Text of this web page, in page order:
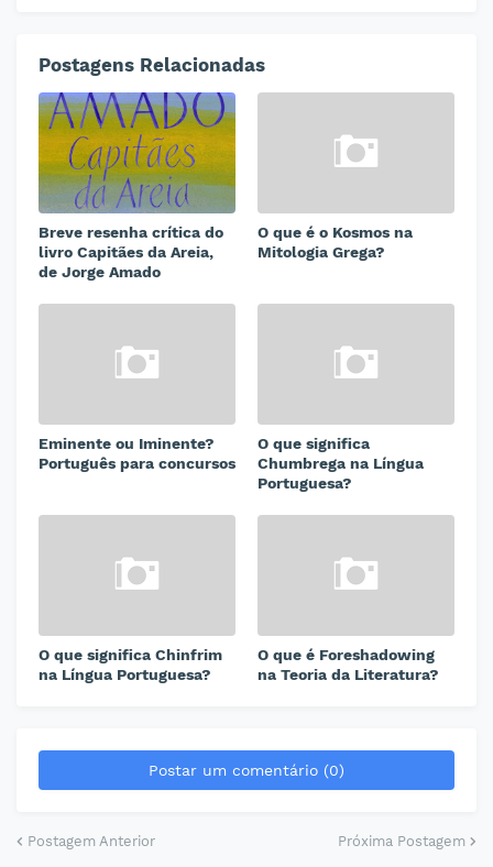
Postagens Relacionadas
Breve resenha crítica do
livro Capitães da Areia,
de Jorge Amado
O que é o Kosmos na
Mitologia Grega?
Eminente ou Iminente?
Português para concursos
O que significa
Chumbrega na Língua
Portuguesa?
O que significa Chinfrim
na Língua Portuguesa?
O que é Foreshadowing
na Teoria da Literatura?
Postar um comentário (0)
Postagem Anterior Próxima Postagem